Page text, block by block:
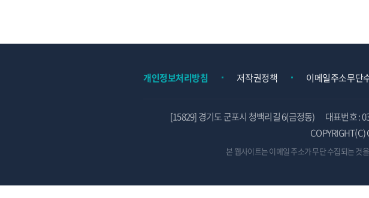
개인정보처리방침 저작권정책 이메일주소무단
[15829] 경기도 군포시 청백리길 6(금정동) 대표번호 :
본 웹사이트는 이메일 주소가 무단 수집되는 것